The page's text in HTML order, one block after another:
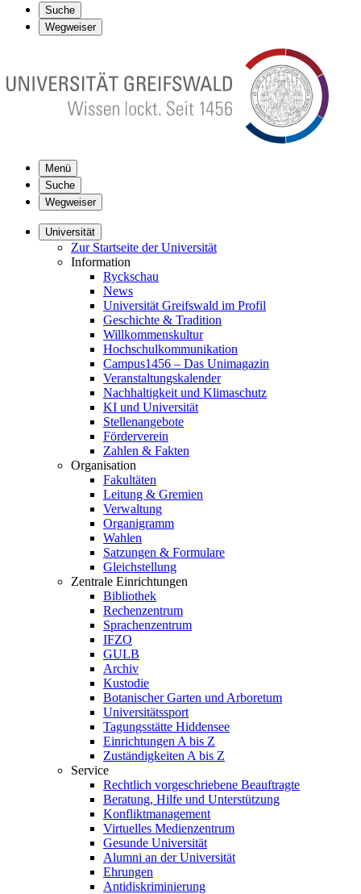
Suche
Wegweiser
Menü
Suche
Wegweiser
Universität
Zur Startseite der Universität
Information
Ryckschau
News
Universität Greifswald im Profil
Geschichte & Tradition
Willkommenskultur
Hochschulkommunikation
Campus1456 – Das Unimagazin
Veranstaltungskalender
Nachhaltigkeit und Klimaschutz
KI und Universität
Stellenangebote
Förderverein
Zahlen & Fakten
Organisation
Fakultäten
Leitung & Gremien
Verwaltung
Organigramm
Wahlen
Satzungen & Formulare
Gleichstellung
Zentrale Einrichtungen
Bibliothek
Rechenzentrum
Sprachenzentrum
IFZO
GULB
Archiv
Kustodie
Botanischer Garten und Arboretum
Universitätssport
Tagungsstätte Hiddensee
Einrichtungen A bis Z
Zuständigkeiten A bis Z
Service
Rechtlich vorgeschriebene Beauftragte
Beratung, Hilfe und Unterstützung
Konfliktmanagement
Virtuelles Medienzentrum
Gesunde Universität
Alumni an der Universität
Ehrungen
Antidiskriminierung